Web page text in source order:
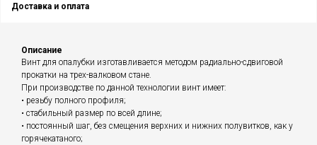
Доставка и оплата
Описание
Винт для опалубки изготавливается методом радиально-сдвиговой
прокатки на трех-валковом стане.
При производстве по данной технологии винт имеет:
• резьбу полного профиля;
• стабильный размер по всей длине;
• постоянный шаг, без смещения верхних и нижних полувитков, как у
горячекатаного;